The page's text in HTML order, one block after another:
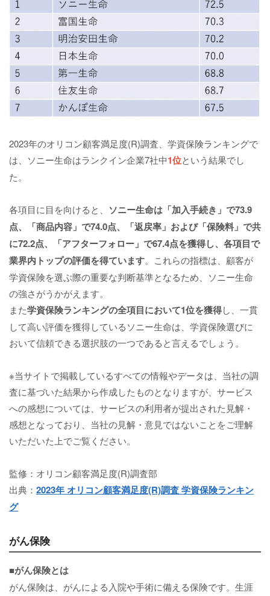
2023年のオリコン顧客満足度(R)調査、学資保険ランキングで
は、ソニー生命はランクイン企業7社中1位という結果でし
た。
各項目に目を向けると、 ソニー生命は「加入手続き」で73.9
点、「商品内容」で74.0点、「返戻率」および「保険料」で共
に72.2点、「アフターフォロー」で67.4点を獲得し、各項目で
業界内トップの評価を得ています。これらの指標は、顧客が
学資保険を選ぶ際の重要な判断基準となるため、ソニー生命
の強さがうかがえます。
また学資保険ランキングの全項目において1位を獲得し、一貫
して高い評価を獲得しているソニー生命は、学資保険選びに
おいて信頼できる選択肢の一つであると言えるでしょう。
※当サイトで掲載しているすべての情報やデータは、当社の調
査に基づいた結果から作成したものとなりますが、サービス
への感想については、サービスの利用者が提出された見解・
感想となっており、当社の見解・意見ではないことをご理解
いただいた上でご覧ください。
監修：オリコン顧客満足度(R)調査部
出典： 2023年 オリコン顧客満足度(R)調査 学資保険ランキン
グ
がん保険
■がん保険とは
がん保険は、がんによる入院や手術に備える保険です。生涯